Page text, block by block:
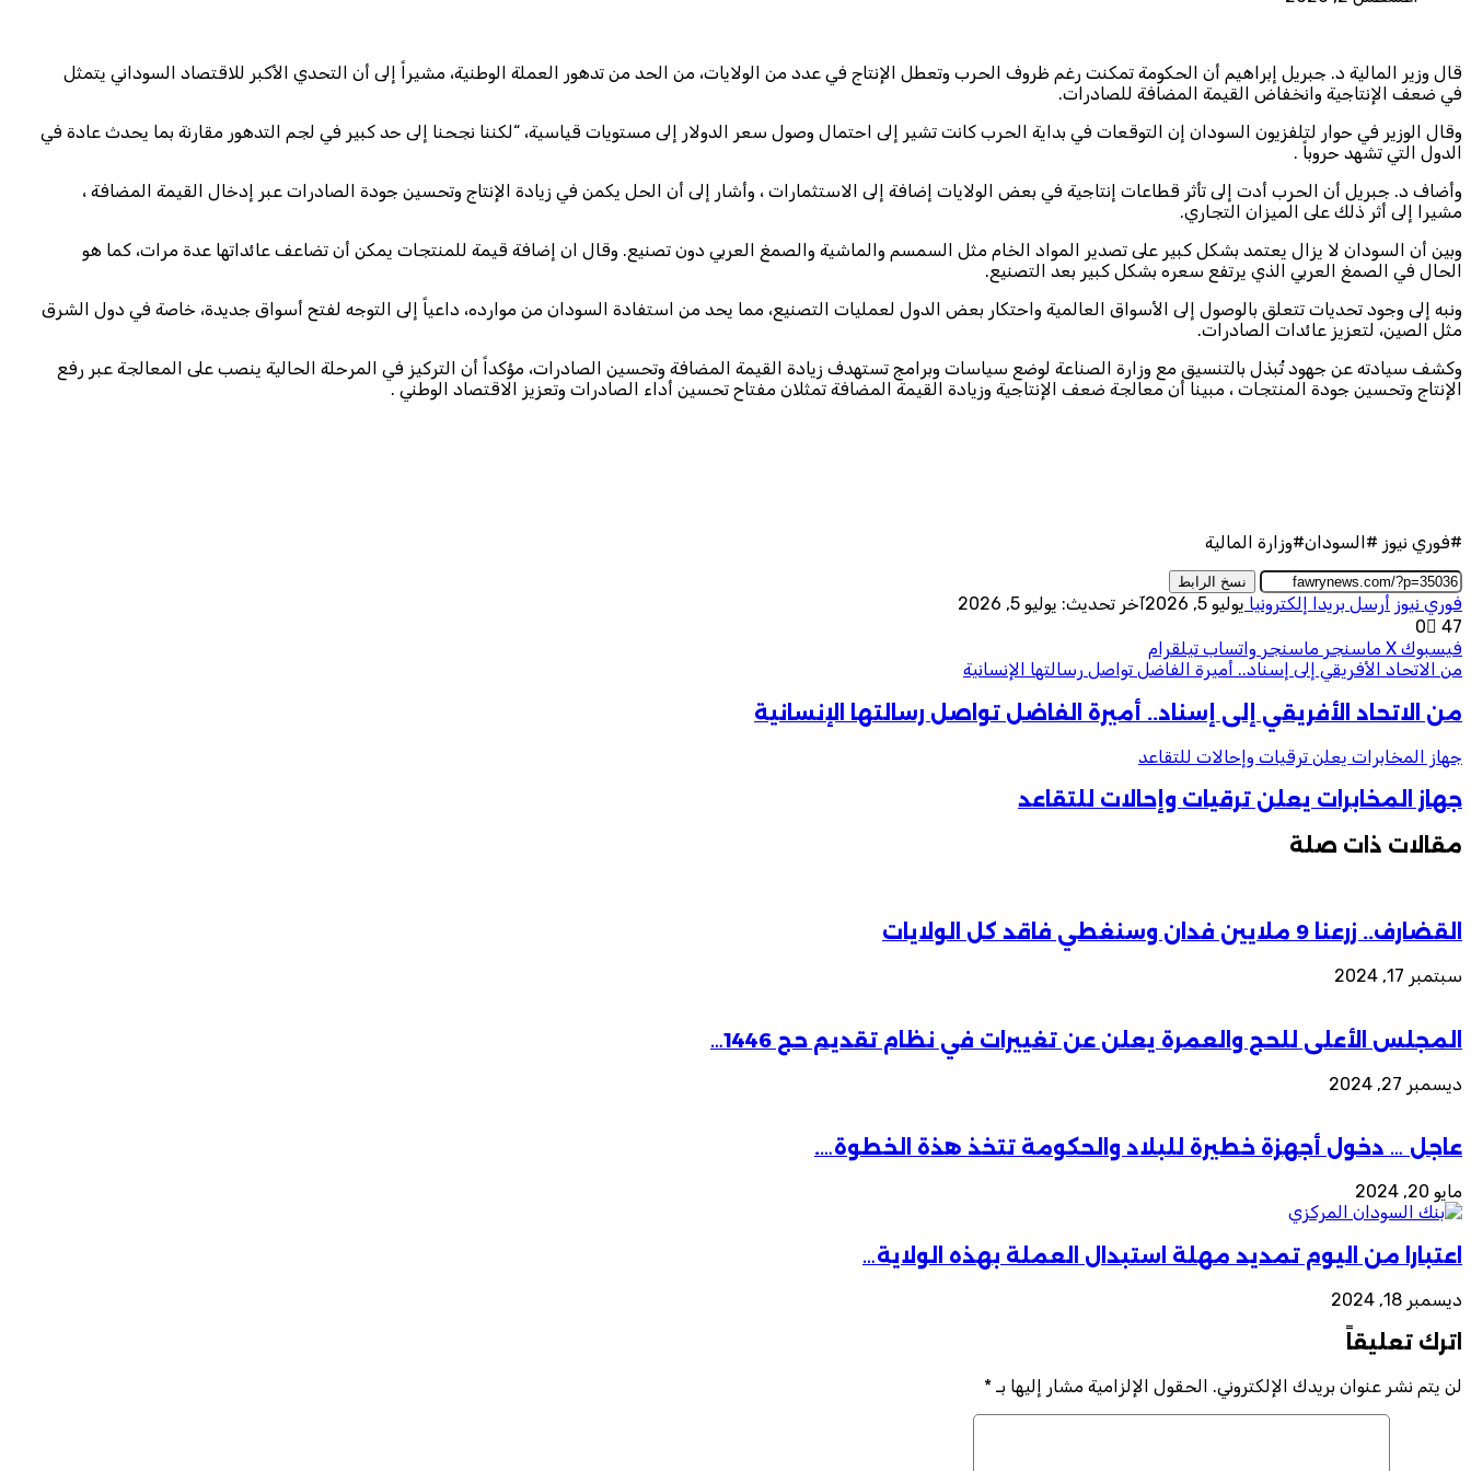
قال وزير المالية د. جبريل إبراهيم أن الحكومة تمكنت رغم ظروف الحرب وتعطل الإنتاج في عدد من الولايات، من الحد من تدهور العملة الوطنية، مشيراً إلى أن التحدي الأكبر للاقتصاد السوداني يتمثل
في ضعف الإنتاجية وانخفاض القيمة المضافة للصادرات.
وقال الوزير في حوار لتلفزيون السودان إن التوقعات في بداية الحرب كانت تشير إلى احتمال وصول سعر الدولار إلى مستويات قياسية، “لكننا نجحنا إلى حد كبير في لجم التدهور مقارنة بما يحدث عادة في
الدول التي تشهد حروباً .
وأضاف د. جبريل أن الحرب أدت إلى تأثر قطاعات إنتاجية في بعض الولايات إضافة إلى الاستثمارات ، وأشار إلى أن الحل يكمن في زيادة الإنتاج وتحسين جودة الصادرات عبر إدخال القيمة المضافة ،
مشيرا إلى أثر ذلك على الميزان التجاري.
وبين أن السودان لا يزال يعتمد بشكل كبير على تصدير المواد الخام مثل السمسم والماشية والصمغ العربي دون تصنيع. وقال ان إضافة قيمة للمنتجات يمكن أن تضاعف عائداتها عدة مرات، كما هو
الحال في الصمغ العربي الذي يرتفع سعره بشكل كبير بعد التصنيع.
ونبه إلى وجود تحديات تتعلق بالوصول إلى الأسواق العالمية واحتكار بعض الدول لعمليات التصنيع، مما يحد من استفادة السودان من موارده، داعياً إلى التوجه لفتح أسواق جديدة، خاصة في دول الشرق
مثل الصين، لتعزيز عائدات الصادرات.
وكشف سيادته عن جهود تُبذل بالتنسيق مع وزارة الصناعة لوضع سياسات وبرامج تستهدف زيادة القيمة المضافة وتحسين الصادرات، مؤكداً أن التركيز في المرحلة الحالية ينصب على المعالجة عبر رفع
الإنتاج وتحسين جودة المنتجات ، مبينا أن معالجة ضعف الإنتاجية وزيادة القيمة المضافة تمثلان مفتاح تحسين أداء الصادرات وتعزيز الاقتصاد الوطني .
#فوري نيوز #السودان#وزارة المالية
نسخ الرابط
فوري نيوز أرسل بريدا إلكترونيا يوليو 5, 2026
آخر تحديث: يوليو 5, 2026
0
47
فيسبوك ‫X ماسنجر ماسنجر واتساب تيلقرام
من الاتحاد الأفريقي إلى إسناد.. أميرة الفاضل تواصل رسالتها الإنسانية
من الاتحاد الأفريقي إلى إسناد.. أميرة الفاضل تواصل رسالتها الإنسانية
جهاز المخابرات يعلن ترقيات وإحالات للتقاعد
جهاز المخابرات يعلن ترقيات وإحالات للتقاعد
مقالات ذات صلة
القضارف.. زرعنا 9 ملايين فدان وسنغطي فاقد كل الولايات
سبتمبر 17, 2024
المجلس الأعلى للحج والعمرة يعلن عن تغييرات في نظام تقديم حج 1446…
ديسمبر 27, 2024
عاجل … دخول أجهزة خطيرة للبلاد والحكومة تتخذ هذة الخطوة….
مايو 20, 2024
اعتبارا من اليوم تمديد مهلة استبدال العملة بهذه الولاية…
ديسمبر 18, 2024
اترك تعليقاً
لن يتم نشر عنوان بريدك الإلكتروني. الحقول الإلزامية مشار إليها بـ *